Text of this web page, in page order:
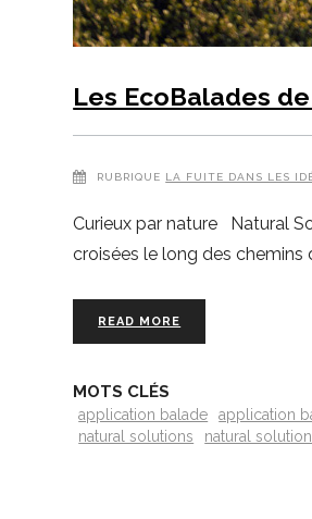
Les EcoBalades
RUBRIQUE LA FUITE DANS LES
Curieux par nature Natural
croisées le long des
READ MORE
MOTS CLÉS
application balade application
natural solutions
natural